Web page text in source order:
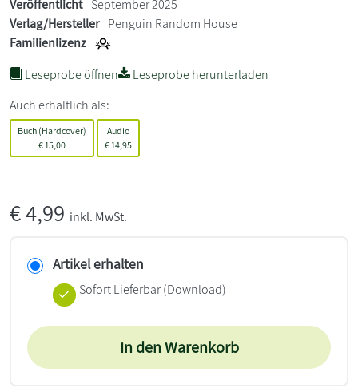
Veröffentlicht September 2025
Verlag/Hersteller Penguin Random House
Familienlizenz
Leseprobe öffnen
Leseprobe herunterladen
Auch erhältlich als:
Buch (Hardcover)
€ 15,00
Audio
€ 14,95
€4,99 inkl. MwSt.
Artikel erhalten
Sofort Lieferbar (Download)
In den Warenkorb